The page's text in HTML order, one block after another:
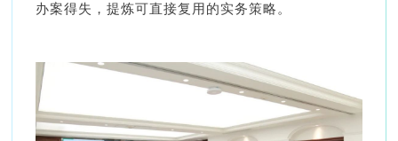
办案得失，提炼可直接复用的实务策略。